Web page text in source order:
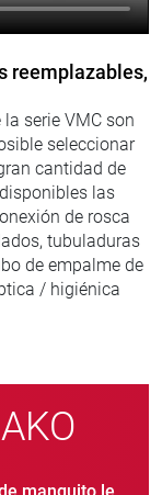
reemplazables,
serie VMC son
seleccionar
cantidad de
las
de rosca
tubuladuras
de empalme de
/ higiénica